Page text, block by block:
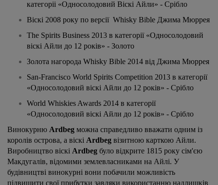
категоріі «Односолодовий Віскі Айли» - Срібло
Віскі 2008 року по версії Whisky Bible Джима Мюррея
The Spirits Business 2013 в категорії«Односолодовий
віскі Айли до 12 років» - Золото
Золота нагорода Whisky Bible 2014 від Джима Мюррея
San-Francisco World Spirits Competition 2013 в категорії
«Односолодовий віскі Айли до 12 років» - Срібло
World Whiskies Awards 2014 в категорії
«Односолодовий віскі Айли до 12 років» - Срібло
Винокурню Ardbeg можна справедливо вважати одним із
королів острова, а віскі Ardbeg візитною карткою Айли.
Виробництво віскі Ardbeg було відкрите 1815 року сім'єю
Макдугалів, відомими землевласниками на Айлі. У
будівництві винокурні вони побачили можливість
підвищити свої прибутки завдяки використанню надлишків